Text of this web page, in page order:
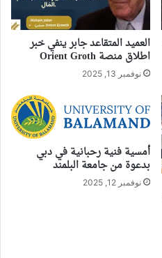
العميد المتقاعد جابر ينفي خبر
اطلاق منصة Orient Groth
نوفمبر 13, 2025
أمسية فنية رحبانية في دبي
بدعوة من جامعة البلمند
نوفمبر 12, 2025